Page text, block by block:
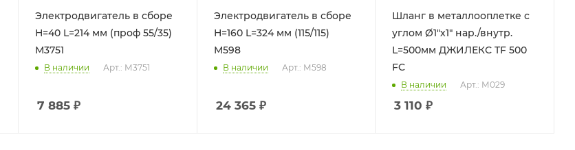
Электродвигатель в сборе
Н=40 L=214 мм (проф 55/35)
М3751
В наличии Арт.: М3751
7 885₽
Электродвигатель в сборе
Н=160 L=324 мм (115/115)
М598
В наличии Арт.: М598
24 365₽
Шланг в металлооплетке c
углом Ø1"х1" нар./внутр.
L=500мм ДЖИЛЕКС TF 500
FC
В наличии Арт.: М029
3 110 ₽